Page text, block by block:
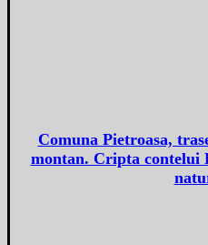
Comuna Pietroasa,
montan. Cripta contelui